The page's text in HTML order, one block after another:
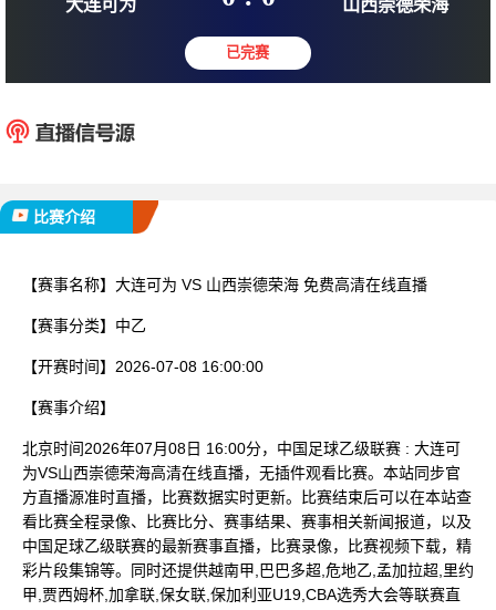
大连可为
2026-07-08 16:00:00
0 : 0 山西崇
比赛介绍
【赛事名称】 大连可为 VS 山西崇德荣海 免费高清在线直播
【赛事分类】 中乙
【开赛时间】 2026-07-08 16:00:00
【赛事介绍】
北京时间2026年07月08日 16:00分，中国足球乙级联赛 : 大连可
为VS山西崇德荣海高清在线直播，无插件观看比赛。本站同步官
方直播源准时直播，比赛数据实时更新。比赛结束后可以在本站查
看比赛全程录像、比赛比分、赛事结果、赛事相关新闻报道，以及
中国足球乙级联赛的最新赛事直播，比赛录像，比赛视频下载，精
彩片段集锦等。同时还提供越南甲,巴巴多超,危地乙,孟加拉超,里约
甲,贾西姆杯,加拿联,保女联,保加利亚U19,CBA选秀大会等联赛直